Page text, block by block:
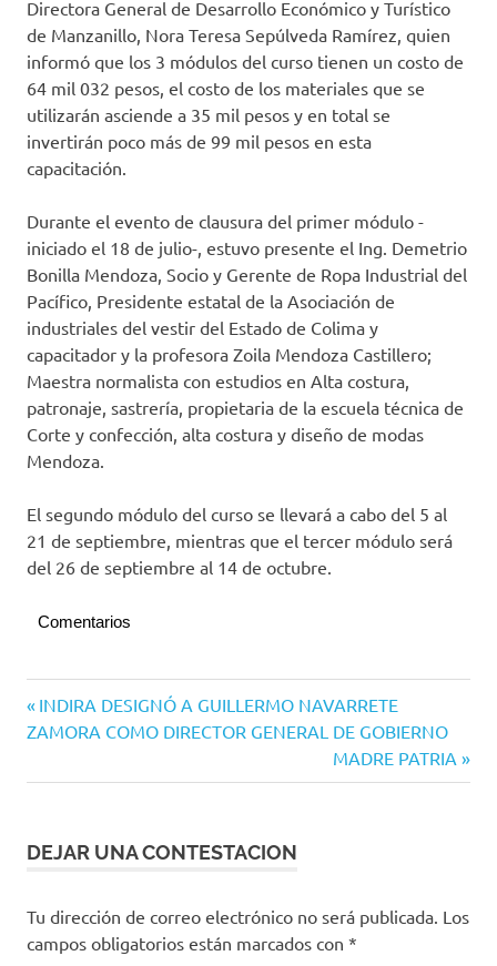
Directora General de Desarrollo Económico y Turístico
de Manzanillo, Nora Teresa Sepúlveda Ramírez, quien
informó que los 3 módulos del curso tienen un costo de
64 mil 032 pesos, el costo de los materiales que se
utilizarán asciende a 35 mil pesos y en total se
invertirán poco más de 99 mil pesos en esta
capacitación.
Durante el evento de clausura del primer módulo -
iniciado el 18 de julio-, estuvo presente el Ing. Demetrio
Bonilla Mendoza, Socio y Gerente de Ropa Industrial del
Pacífico, Presidente estatal de la Asociación de
industriales del vestir del Estado de Colima y
capacitador y la profesora Zoila Mendoza Castillero;
Maestra normalista con estudios en Alta costura,
patronaje, sastrería, propietaria de la escuela técnica de
Corte y confección, alta costura y diseño de modas
Mendoza.
El segundo módulo del curso se llevará a cabo del 5 al
21 de septiembre, mientras que el tercer módulo será
del 26 de septiembre al 14 de octubre.
Comentarios
Navegación
de
entradas
Entrada
anterior:
INDIRA DESIGNÓ A GUILLERMO NAVARRETE
ZAMORA COMO DIRECTOR GENERAL DE GOBIERNO
Siguiente
entrada:
MADRE PATRIA
DEJAR UNA CONTESTACION
Tu dirección de correo electrónico no será publicada. Los
campos obligatorios están marcados con *